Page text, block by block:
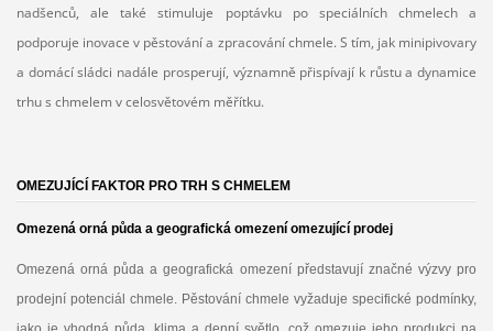
nadšenců, ale také stimuluje poptávku po speciálních chmelech a
podporuje inovace v pěstování a zpracování chmele. S tím, jak minipivovary
a domácí sládci nadále prosperují, významně přispívají k růstu a dynamice
trhu s chmelem v celosvětovém měřítku.
OMEZUJÍCÍ FAKTOR PRO TRH S CHMELEM
Omezená orná půda a geografická omezení omezující prodej
Omezená orná půda a geografická omezení představují značné výzvy pro
prodejní potenciál chmele. Pěstování chmele vyžaduje specifické podmínky,